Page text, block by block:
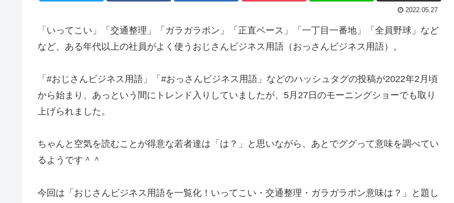
2022.05.27
「いってこい」「交通整理」「ガラガラポン」「正直ベース」「一丁目一番地」「全員野球」など
など、ある年代以上の社員がよく使うおじさんビジネス用語（おっさんビジネス用語）。
「#おじさんビジネス用語」「#おっさんビジネス用語」などのハッシュタグの投稿が2022年2月頃
から始まり、あっという間にトレンド入りしていましたが、5月27日のモーニングショーでも取り
上げられました。
ちゃんと空気を読むことが得意な若者達は「は？」と思いながら、あとでググって意味を調べてい
るようです＾＾
今回は「おじさんビジネス用語を一覧化！いってこい・交通整理・ガラガラポン意味は？」と題し